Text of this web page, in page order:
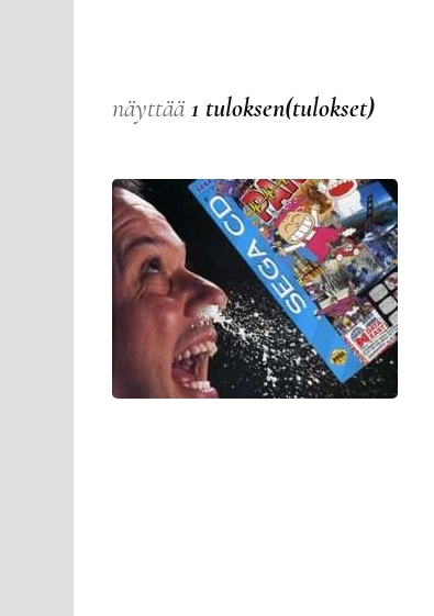
näyttää 1 tuloksen(tulokset)